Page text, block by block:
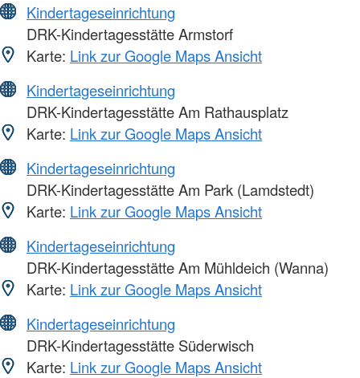
Kindertageseinrichtung
DRK-Kindertagesstätte Armstorf
Karte: Link zur Google Maps Ansicht
Kindertageseinrichtung
DRK-Kindertagesstätte Am Rathausplatz
Karte: Link zur Google Maps Ansicht
Kindertageseinrichtung
DRK-Kindertagesstätte Am Park (Lamdstedt)
Karte: Link zur Google Maps Ansicht
Kindertageseinrichtung
DRK-Kindertagesstätte Am Mühldeich (Wanna)
Karte: Link zur Google Maps Ansicht
Kindertageseinrichtung
DRK-Kindertagesstätte Süderwisch
Karte: Link zur Google Maps Ansicht